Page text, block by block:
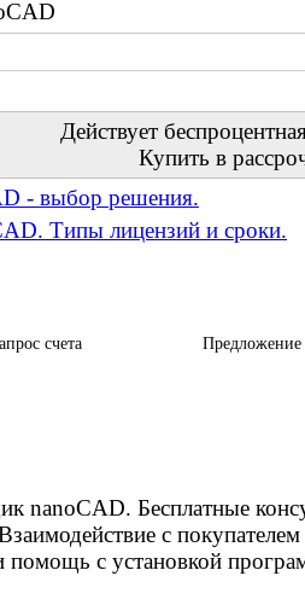
Действует
Купить в
- выбор решения.
Типы лицензий и сроки.
счета Предложение
nanoCAD. Бесплатные
с
помощь с установкой